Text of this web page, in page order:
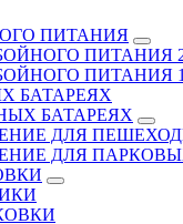
ПИТАНИЯ
ПИТАНИЯ
ПИТАНИЯ
БАТАРЕЯХ
БАТАРЕЯХ
ДЛЯ
ДЛЯ